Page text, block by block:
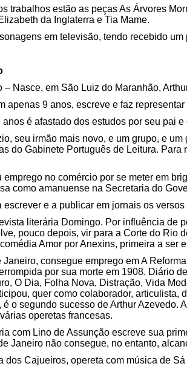
trabalhos estão as peças As Árvores
da Inglaterra e Tia Mame.
em televisão, tendo recebido
– Nasce, em São Luiz do Maranhão,
apenas 9 anos, escreve e faz
anos é afastado dos estudos por seu pai
seu irmão mais novo, e um grupo, e
do Gabinete Português de Leitura.
emprego no comércio por se meter em
como amanuense na Secretaria do
escrever e a publicar em jornais os
literária Domingo. Por influência de
pouco depois, vir para a Corte do Rio
Amor por Anexins, primeira a ser
Janeiro, consegue emprego em A
por sua morte em 1908. Diário
O Dia, Folha Nova, Distração, Vida
quer como colaborador, articulista,
é o segundo sucesso de Arthur Azevedo.
operetas francesas.
com Lino de Assunção escreve sua
Janeiro não consegue, no entanto,
dos Cajueiros, opereta com música de